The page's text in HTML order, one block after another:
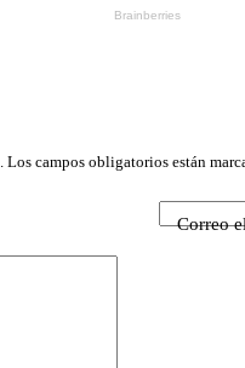
Los campos obligatorios están
Correo